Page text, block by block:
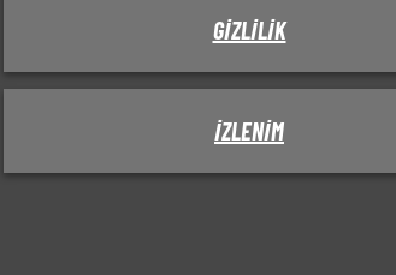
GIZLILIK
IZLENIM